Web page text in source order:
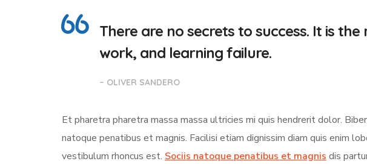
There are no secrets to success. It is
work, and learning failure.
– OLIVER SANDERO
Et pharetra pharetra massa massa ultricies mi quis hendrerit dolor.
natoque penatibus et magnis. Facilisi etiam dignissim diam quis enim
vestibulum rhoncus est. Sociis natoque penatibus et magnis dis